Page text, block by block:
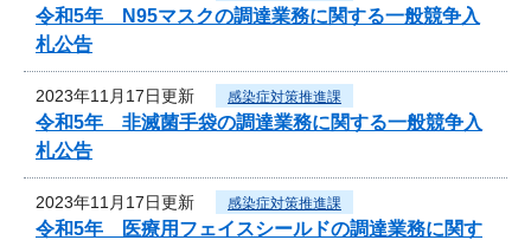
令和5年 N95マスクの調達業務に関する一般競争入
札公告
2023年11月17日更新 感染症対策推進課
令和5年 非滅菌手袋の調達業務に関する一般競争入
札公告
2023年11月17日更新 感染症対策推進課
令和5年 医療用フェイスシールドの調達業務に関す